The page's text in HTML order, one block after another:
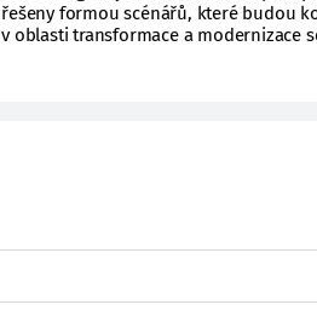
formou scénářů, které budou
oblasti transformace a modernizace